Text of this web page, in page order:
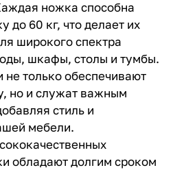
ножка способна
до 60 кг, что делает их
широкого спектра
шкафы, столы и тумбы.
только обеспечивают
но и служат важным
стиль и
мебели.
обладают долгим сроком